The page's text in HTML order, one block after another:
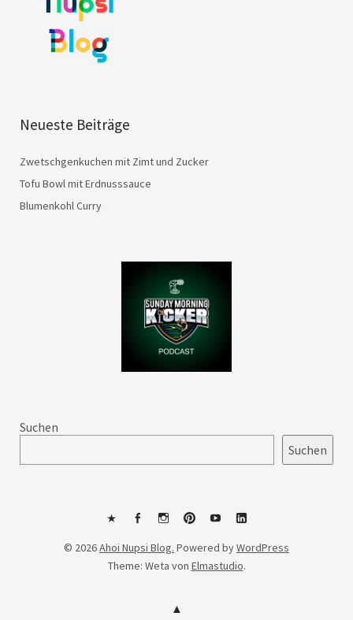
Neueste Beiträge
Zwetschgenkuchen mit Zimt und Zucker
Tofu Bowl mit Erdnusssauce
Blumenkohl Curry
Suchen
Suchen
MastodonFacebookInstagramPinterestYouTubeLinkedIn
© 2026Ahoi Nupsi Blog. Powered byWordPress
Theme: Weta von Elmastudio.